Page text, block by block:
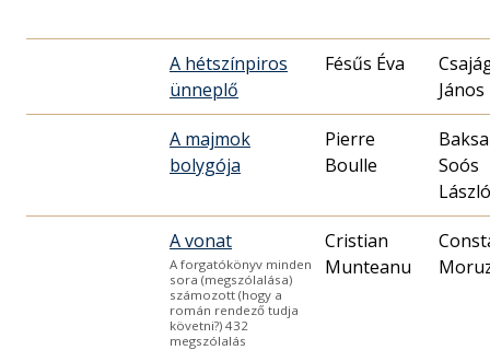
A hétszínpiros
ünneplő
Fésűs Éva
János
A majmok
bolygója
Pierre
Boulle
Soós
László
A vonat
A forgatókönyv minden
sora (megszólalása)
számozott (hogy a
román rendező tudja
követni?) 432
megszólalás
Cristian
Munteanu